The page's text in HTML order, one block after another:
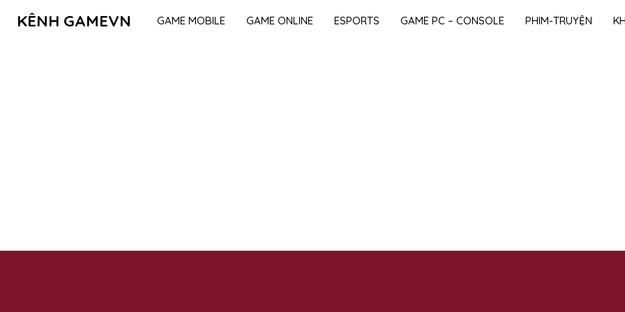
KÊNH GAMEVN GAME MOBILE GAME ONLINE ESPORTS GAME PC – CONSOLE PHIM-TRUYỆN